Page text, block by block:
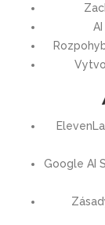
Google AI